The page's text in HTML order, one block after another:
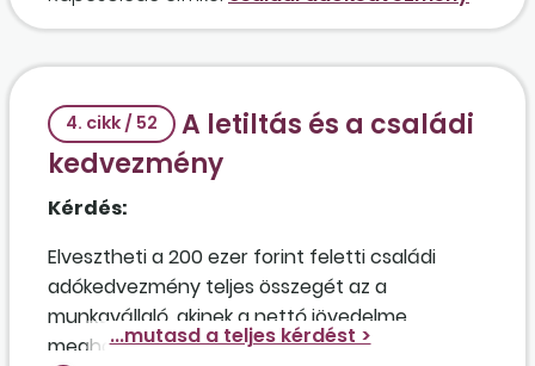
forintos adókedvezményre?
4. cikk / 52
A letiltás és a családi
kedvezmény
Kérdés:
Elvesztheti a 200 ezer forint feletti családi
adókedvezmény teljes összegét az a
munkavállaló, akinek a nettó jövedelme
meghaladja ezt az összeget, de több nagy